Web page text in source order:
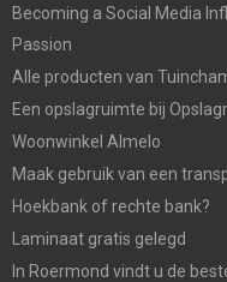
Becoming a Social Media
Passion
Alle producten van
Een opslagruimte bij
Woonwinkel Almelo
Maak gebruik van een
Hoekbank of rechte bank?
Laminaat gratis gelegd
In Roermond vindt u de